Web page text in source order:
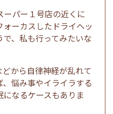
パー１号店の近くに
ーカスしたドライヘッ
、私も行ってみたいな
から自律神経が乱れて
悩み事やイライラする
なるケースもありま